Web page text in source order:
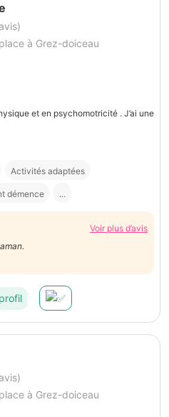
à Grez-doiceau
et en psychomotricité . J’ai une
Activités adaptées
démence ...
Voir plus d’avis
à Grez-doiceau